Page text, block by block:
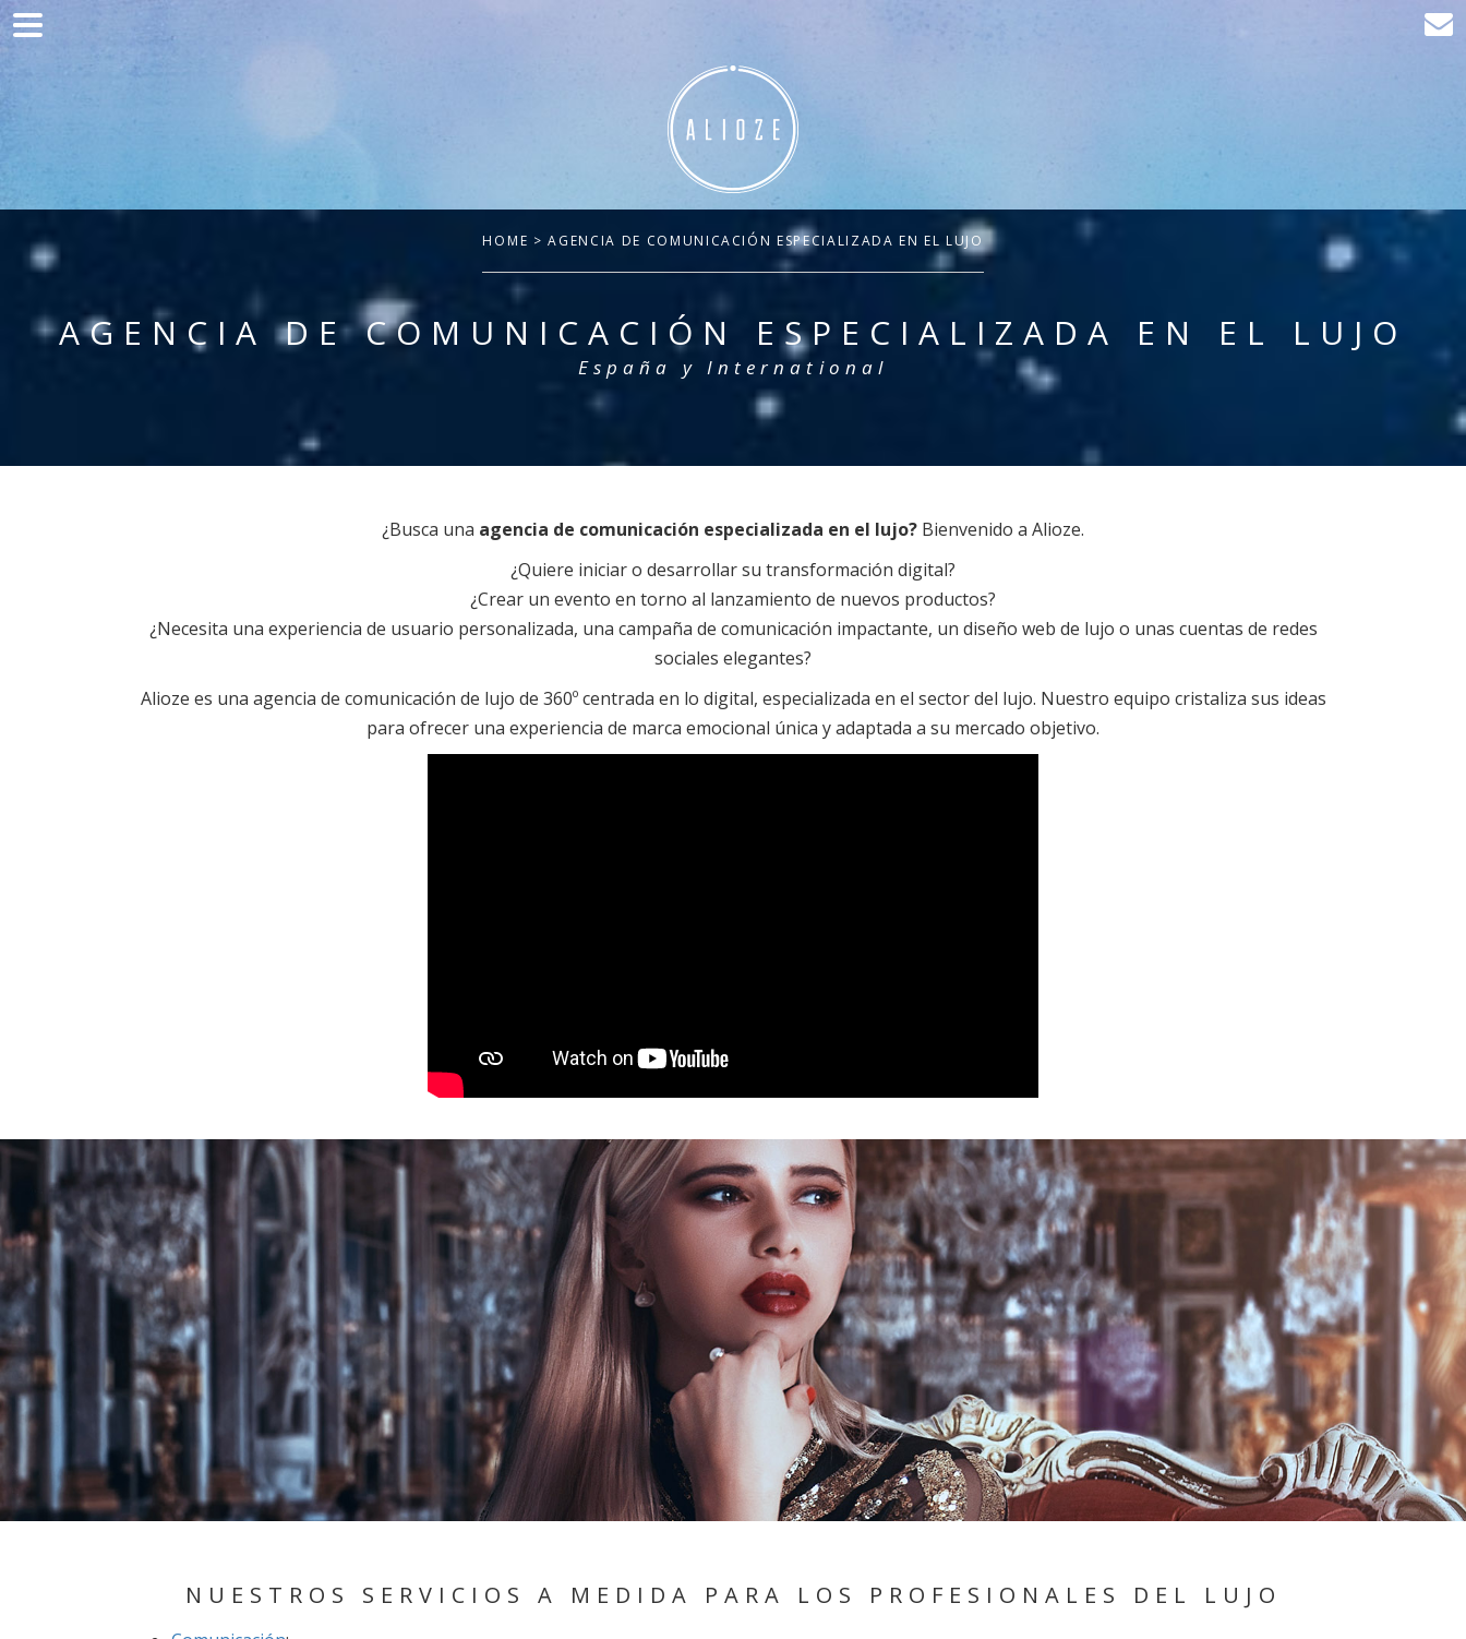
Home
Contacto
HOME > AGENCIA DE COMUNICACIÓN ESPECIALIZADA EN EL LUJO
AGENCIA DE COMUNICACIÓN ESPECIALIZADA EN EL LUJO
España y International
¿Busca una agencia de comunicación especializada en el lujo? Bienvenido a Alioze.
¿Quiere iniciar o desarrollar su transformación digital?
¿Crear un evento en torno al lanzamiento de nuevos productos?
¿Necesita una experiencia de usuario personalizada, una campaña de comunicación impactante, un diseño web de lujo o unas cuentas de redes
sociales elegantes?
Alioze es una agencia de comunicación de lujo de 360º centrada en lo digital, especializada en el sector del lujo. Nuestro equipo cristaliza sus ideas
para ofrecer una experiencia de marca emocional única y adaptada a su mercado objetivo.
NUESTROS SERVICIOS A MEDIDA PARA LOS PROFESIONALES DEL LUJO